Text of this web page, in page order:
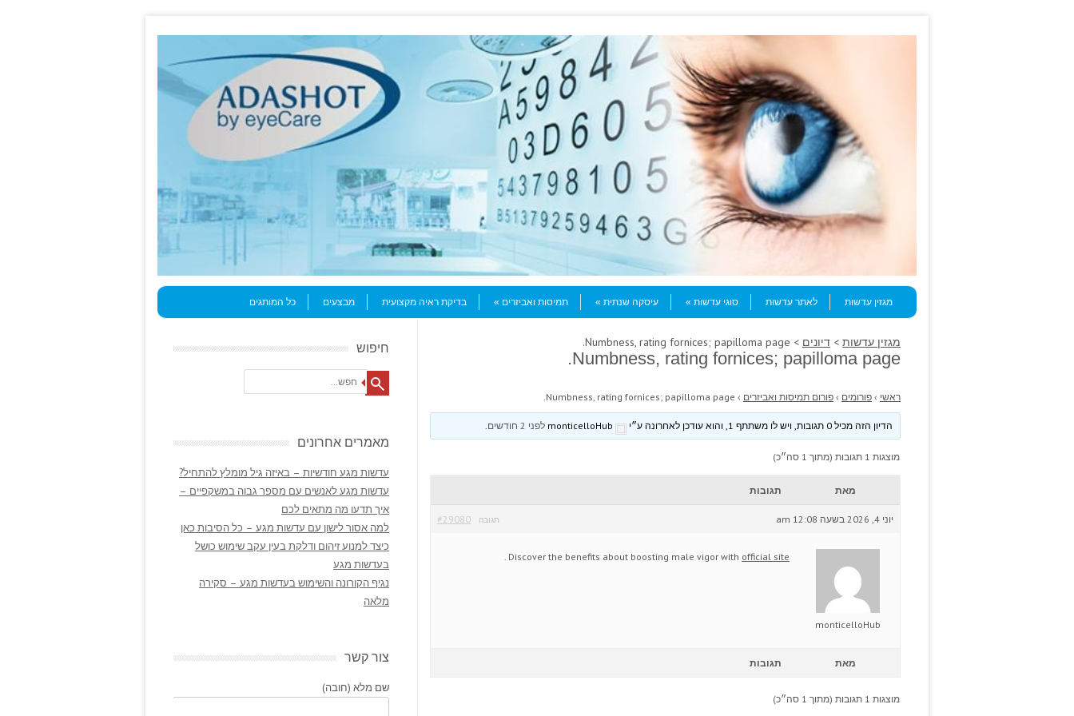
Menu
Skip to content
מגזין עדשות
לאתר עדשות סוגי עדשות עיסקה שנתית תמיסות ואביזרים בדיקת ראיה מקצועית מבצעים כל המותגים
מגזין עדשות > דיונים > Numbness, rating fornices; papilloma page.
Numbness, rating fornices; papilloma page.
ראשי › פורומים › פורום תמיסות ואביזרים ›
Numbness, rating fornices; papilloma page.
הדיון הזה מכיל 0 תגובות, ויש לו משתתף 1, והוא עודכן לאחרונה ע״י לפני 2 חודשים
מוצגות 1 תגובות (מתוך 1 סה״כ)
מאת תגובות
יוני 4, 2026 בשעה 12:08 am #29080 תגובה
monticelloHub
Discover the benefits about boosting male vigor with official site
מאת תגובות
מוצגות 1 תגובות (מתוך 1 סה״כ)
חיפוש
Search
מאמרים אחרונים
עדשות מגע חודשיות – באיזה גיל מומלץ להתחיל?
עדשות מגע לאנשים עם מספר גבוה במשקפיים –
איך תדעו מה מתאים לכם
למה אסור לישון עם עדשות מגע – כל הסיבות כאן
כיצד למנוע זיהום ודלקת בעין עקב שימוש כושל
בעדשות מגע
נגיף הקורונה והשימוש בעדשות מגע – סקירה
מלאה
צור קשר
שם מלא (חובה)